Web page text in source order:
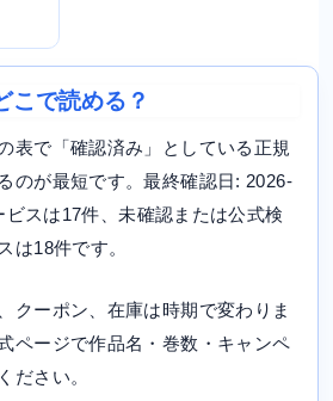
こで読める？
表で「確認済み」としている正規
のが最短です。最終確認日: 2026-
スは17件、未確認または公式検
は18件です。
クーポン、在庫は時期で変わりま
ページで作品名・巻数・キャンペ
ださい。